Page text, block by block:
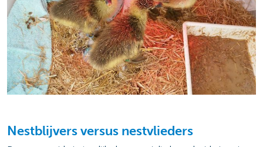
Nestblijvers versus nestvlieders